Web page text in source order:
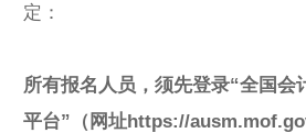
定：
所有报名人员，须先登录“全国会
平台”（网址https://